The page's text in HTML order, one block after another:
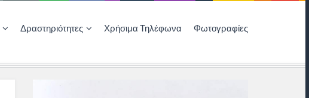
Δραστηριότητες Χρήσιμα Τηλέφωνα Φωτογραφίες